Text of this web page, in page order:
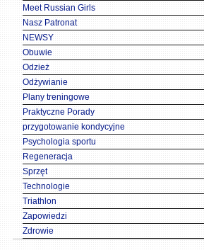
Meet Russian Girls
Nasz Patronat
NEWSY
Obuwie
Odzież
Odżywianie
Plany treningowe
Praktyczne Porady
przygotowanie kondycyjne
Psychologia sportu
Regeneracja
Sprzęt
Technologie
Triathlon
Zapowiedzi
Zdrowie